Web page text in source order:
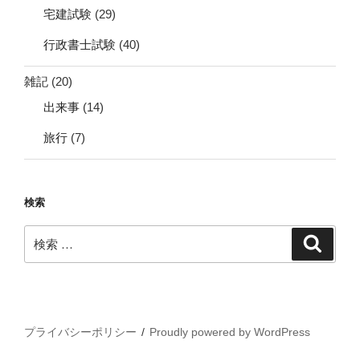
宅建試験 (29)
行政書士試験 (40)
雑記 (20)
出来事 (14)
旅行 (7)
検索
索:
プライバシーポリシー Proudly powered by WordPress